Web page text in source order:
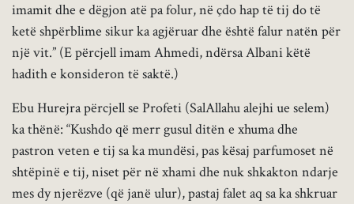
imamit dhe e dëgjon atë pa folur, në çdo hap të tij do të
ketë shpërblime sikur ka agjëruar dhe është falur natën për
një vit.” (E përcjell imam Ahmedi, ndërsa Albani këtë
hadith e konsideron të saktë.)
Ebu Hurejra përcjell se Profeti (SalAllahu alejhi ue selem)
ka thënë: “Kushdo që merr gusul ditën e xhuma dhe
pastron veten e tij sa ka mundësi, pas kësaj parfumoset në
shtëpinë e tij, niset për në xhami dhe nuk shkakton ndarje
mes dy njerëzve (që janë ulur), pastaj falet aq sa ka shkruar